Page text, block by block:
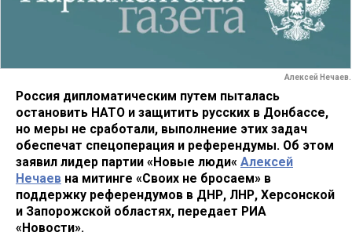
Алексей Нечаев.
Россия дипломатическим путем пыталась
остановить НАТО и защитить русских в Донбассе,
но меры не сработали, выполнение этих задач
обеспечат спецоперация и референдумы. Об этом
заявил лидер партии «Новые люди« Алексей
Нечаев на митинге «Своих не бросаем» в
поддержку референдумов в ДНР, ЛНР, Херсонской
и Запорожской областях, передает РИА
«Новости».